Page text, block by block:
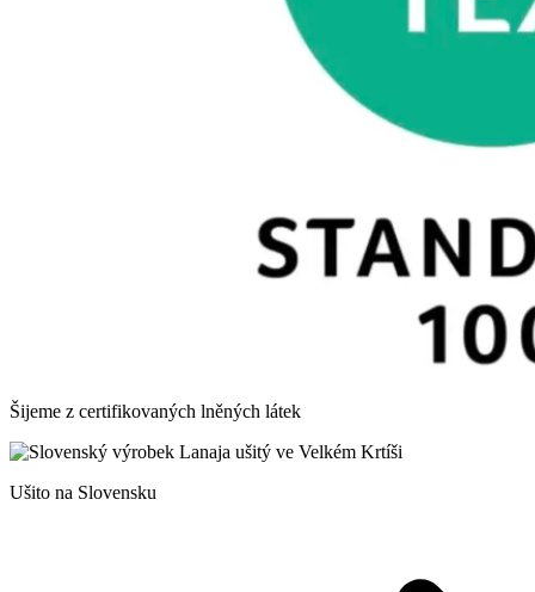
Šijeme z certifikovaných lněných látek
Ušito na Slovensku